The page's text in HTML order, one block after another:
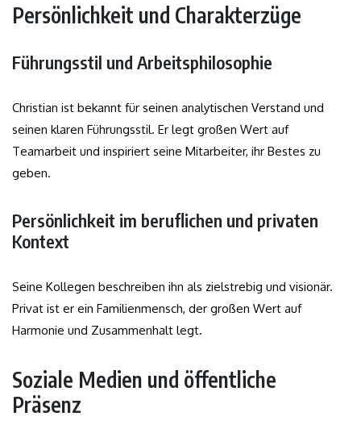
Persönlichkeit und Charakterzüge
Führungsstil und Arbeitsphilosophie
Christian ist bekannt für seinen analytischen Verstand und
seinen klaren Führungsstil. Er legt großen Wert auf
Teamarbeit und inspiriert seine Mitarbeiter, ihr Bestes zu
geben.
Persönlichkeit im beruflichen und privaten
Kontext
Seine Kollegen beschreiben ihn als zielstrebig und visionär.
Privat ist er ein Familienmensch, der großen Wert auf
Harmonie und Zusammenhalt legt.
Soziale Medien und öffentliche
Präsenz